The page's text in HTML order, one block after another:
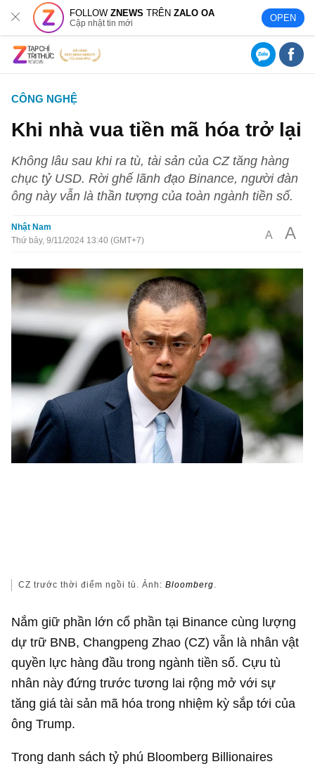
FOLLOWZNEWS TRÊNZALO OA
Cập nhật tin mới OPEN
CÔNG NGHỆ
Khi nhà vua tiền mã hóa trở lại
Không lâu sau khi ra tù, tài sản của CZ tăng hàng
chục tỷ USD. Rời ghế lãnh đạo Binance, người đàn
ông này vẫn là thần tượng của toàn ngành tiền số.
Nhật Nam
Thứ bảy, 9/11/2024 13:40 (GMT+7)
A A
CZ trước thời điểm ngồi tù. Ảnh:Bloomberg.
Nắm giữ phần lớn cổ phần tại Binance cùng lượng
dự trữ BNB, Changpeng Zhao (CZ) vẫn là nhân vật
quyền lực hàng đầu trong ngành tiền số. Cựu tù
nhân này đứng trước tương lai rộng mở với sự
tăng giá tài sản mã hóa trong nhiệm kỳ sắp tới của
ông Trump.
Trong danh sách tỷ phú Bloomberg Billionaires